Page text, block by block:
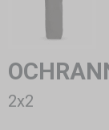
2x2